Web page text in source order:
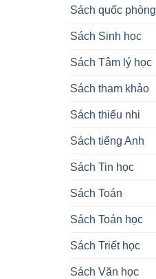
Sách quốc phòng
Sách Sinh học
Sách Tâm lý học
Sách tham khảo
Sách thiếu nhi
Sách tiếng Anh
Sách Tin học
Sách Toán
Sách Toán học
Sách Triết học
Sách Văn học